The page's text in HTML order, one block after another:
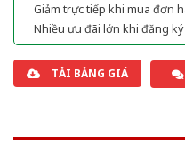
Giảm trực tiếp khi mua đơn
Nhiều ưu đãi lớn khi đăng
TẢI BẢNG GIÁ